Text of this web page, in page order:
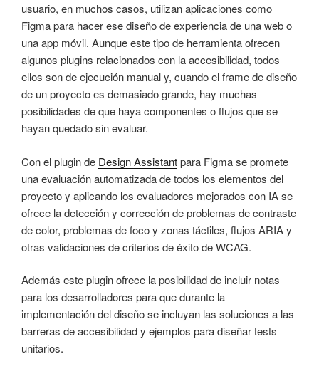
usuario, en muchos casos, utilizan aplicaciones como
Figma para hacer ese diseño de experiencia de una web o
una app móvil. Aunque este tipo de herramienta ofrecen
algunos plugins relacionados con la accesibilidad, todos
ellos son de ejecución manual y, cuando el frame de diseño
de un proyecto es demasiado grande, hay muchas
posibilidades de que haya componentes o flujos que se
hayan quedado sin evaluar.
Con el plugin de Design Assistantpara Figma se promete
una evaluación automatizada de todos los elementos del
proyecto y aplicando los evaluadores mejorados con IA se
ofrece la detección y corrección de problemas de contraste
de color, problemas de foco y zonas táctiles, flujos ARIA y
otras validaciones de criterios de éxito de WCAG.
Además este plugin ofrece la posibilidad de incluir notas
para los desarrolladores para que durante la
implementación del diseño se incluyan las soluciones a las
barreras de accesibilidad y ejemplos para diseñar tests
unitarios.